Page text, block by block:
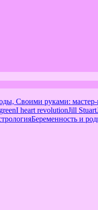
Своими руками: мастер-
I heart revolutionJill Stuart
Беременность и